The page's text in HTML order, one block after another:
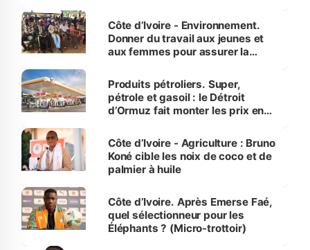
Côte d’Ivoire - Environnement.
Donner du travail aux jeunes et
aux femmes pour assurer la
menacées
Produits pétroliers. Super,
pétrole et gasoil : le Détroit
d’Ormuz fait monter les prix en
Côte d’Ivoire - Agriculture : Bruno
Koné cible les noix de coco et de
palmier à huile
Côte d’Ivoire. Après Emerse Faé,
quel sélectionneur pour les
Éléphants ? (Micro-trottoir)